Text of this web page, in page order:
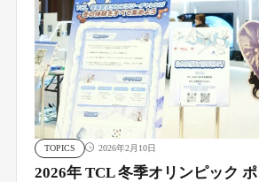
TOPICS 2026年2月10日
2026年 TCL 冬季オリンピック